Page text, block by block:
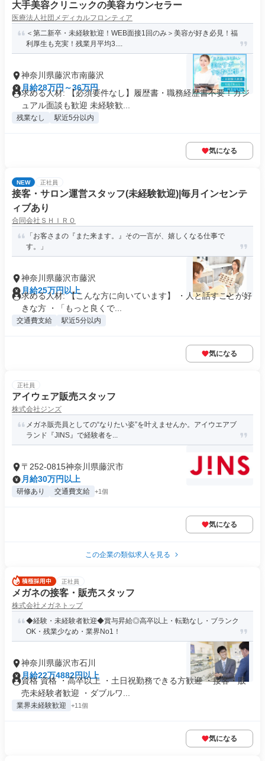
大手美容クリニックの美容カウンセラー
医療法人社団メディカルフロンティア
＜第二新卒・未経験歓迎！WEB面接1回のみ＞美容が好き必見！福
利厚生も充実！残業月平均3....
神奈川県藤沢市南藤沢
月給28万円～36万円
求める人材: 【必須要件なし】履歴書・職務経歴書不要！カジ
ュアル面談も歓迎 未経験歓...
残業なし 駅近5分以内
気になる
NEW 正社員
接客・サロン運営スタッフ(未経験歓迎)|毎月インセンテ
ィブあり
合同会社ＳＨＩＲＯ
「お客さまの『また来ます。』その一言が、嬉しくなる仕事で
す。」
神奈川県藤沢市藤沢
月給25万円以上
求める人材: 【こんな方に向いています】 ・人と話すことが好
きな方 ・「もっと良くで...
交通費支給 駅近5分以内
気になる
正社員
アイウェア販売スタッフ
株式会社ジンズ
メガネ販売員としての“なりたい姿”を叶えませんか。アイウエアブ
ランド『JINS』で経験者を...
〒252-0815神奈川県藤沢市
月給30万円以上
研修あり 交通費支給 +1個
気になる
この企業の類似求人を見る
正社員
メガネの接客・販売スタッフ
株式会社メガネトップ
◆経験・未経験者歓迎◆賞与昇給◎高卒以上・転勤なし・ブランク
OK・残業少なめ・業界No1！
神奈川県藤沢市石川
月給22万4882円以上
資格 資格 ・高卒以上 ・土日祝勤務できる方歓迎 ・接客・販
売未経験者歓迎 ・ダブルワ...
業界未経験歓迎 +11個
気になる